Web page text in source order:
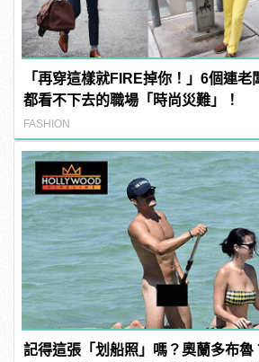
「再穿這樣就FIRE掉你！」6個連老
都看不下去的職場「時尚災難」！
FASHION
記得這張「划船照」嗎？奧蘭多布魯